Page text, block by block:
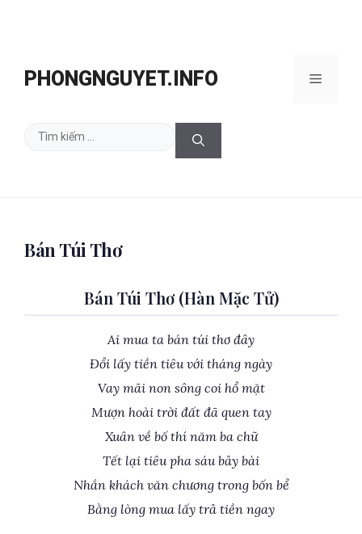
PHONGNGUYET.INFO Menu
Tìm
Bán Túi Thơ
Bán Túi Thơ (Hàn Mặc Tử)
Ai mua ta bán túi thơ đây
Đổi lấy tiền tiêu với tháng ngày
Vay mãi non sông coi hổ mặt
Mượn hoài trời đất đã quen tay
Xuân về bố thí năm ba chữ
Tết lại tiêu pha sáu bảy bài
Nhắn khách văn chương trong bốn bể
Bằng lòng mua lấy trả tiền ngay